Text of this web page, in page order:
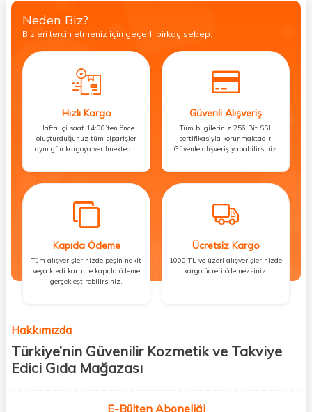
Neden Biz?
Bizleri tercih etmeniz için geçerli birkaç sebep.
Hızlı Kargo
Hafta içi saat 14:00’ten önce
oluşturduğunuz tüm siparişler
aynı gün kargoya verilmektedir.
Güvenli Alışveriş
Tüm bilgileriniz 256 Bit SSL
sertifikasıyla korunmaktadır.
Güvenle alışveriş yapabilirsiniz.
Kapıda Ödeme
Tüm alışverişlerinizde peşin nakit
veya kredi kartı ile kapıda ödeme
gerçekleştirebilirsiniz.
Ücretsiz Kargo
1000 TL ve üzeri alışverişlerinizde
kargo ücreti ödemezsiniz.
Hakkımızda
Türkiye’nin Güvenilir Kozmetik ve Takviye
Edici Gıda Mağazası
kişisel bakım hem de takviye edici gıda ürünlerini sizlerle
E-Bülten Aboneliği